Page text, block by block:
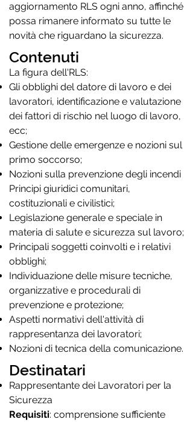
aggiornamento RLS ogni anno, affinché
possa rimanere informato su tutte le
novità che riguardano la sicurezza.
Contenuti
La figura dell'RLS:
Gli obblighi del datore di lavoro e dei
lavoratori, identificazione e valutazione
dei fattori di rischio nel luogo di lavoro,
ecc;
Gestione delle emergenze e nozioni sul
primo soccorso;
Nozioni sulla prevenzione degli incendi
Principi giuridici comunitari,
costituzionali e civilistici;
Legislazione generale e speciale in
materia di salute e sicurezza sul lavoro;
Principali soggetti coinvolti e i relativi
obblighi;
Individuazione delle misure tecniche,
organizzative e procedurali di
prevenzione e protezione;
Aspetti normativi dell'attività di
rappresentanza dei lavoratori;
Nozioni di tecnica della comunicazione.
Destinatari
Rappresentante dei Lavoratori per la
Sicurezza
Requisiti: comprensione sufficiente